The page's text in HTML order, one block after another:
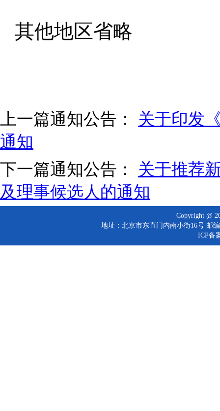
其他地区省略
上一篇通知公告： 关于印发
通知
下一篇通知公告： 关于推荐
及理事候选人的通知
Copyright @
地址：北京市东直门内南小街16号 邮
ICP备